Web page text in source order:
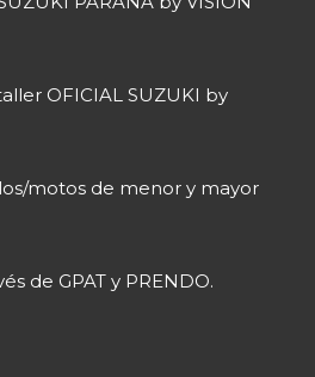
OFICIAL SUZUKI by
motos de menor y mayor
de GPAT y PRENDO.